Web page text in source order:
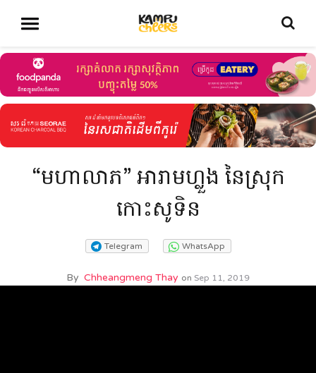
“មហាលាភ” អារាមហ្លួង នៃស្រុក
កោះសូទិន
Telegram WhatsApp
By Chheangmeng Thay on Sep 11, 2019